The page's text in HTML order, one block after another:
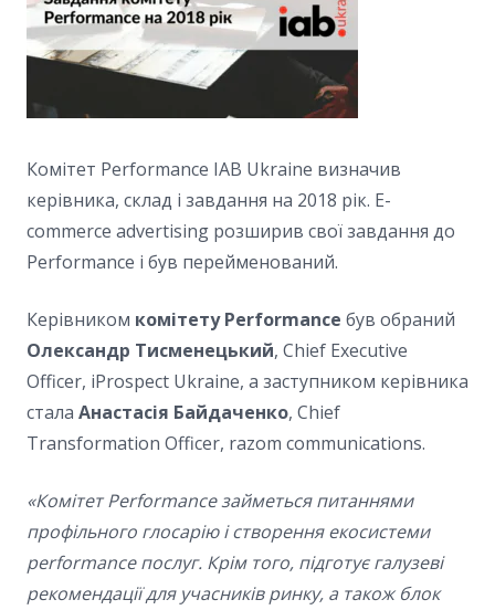
Комітет Performance IAB Ukraine визначив
керівника, склад і завдання на 2018 рік. E-
commerce advertising розширив свої завдання до
Performance і був перейменований.
Керівником комітету Performance був обраний
Олександр Тисменецький, Chief Executive
Officer, iProspect Ukraine, а заступником керівника
стала Анастасія Байдаченко, Chief
Transformation Officer, razom communications.
«Комітет Performance займеться питаннями
профільного глосарію і створення екосистеми
performance послуг. Крім того, підготує галузеві
рекомендації для учасників ринку, а також блок